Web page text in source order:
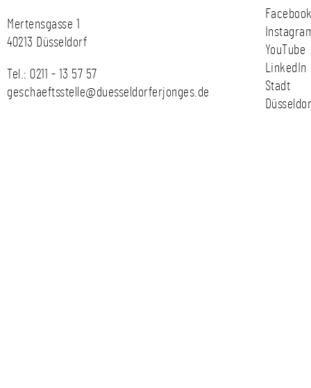
Mertensgasse 1
40213 Düsseldorf
Tel.: 0211 - 13 57 57
geschaeftsstelle@duesseldorferjonges.de
YouTube
LinkedIn
Stadt